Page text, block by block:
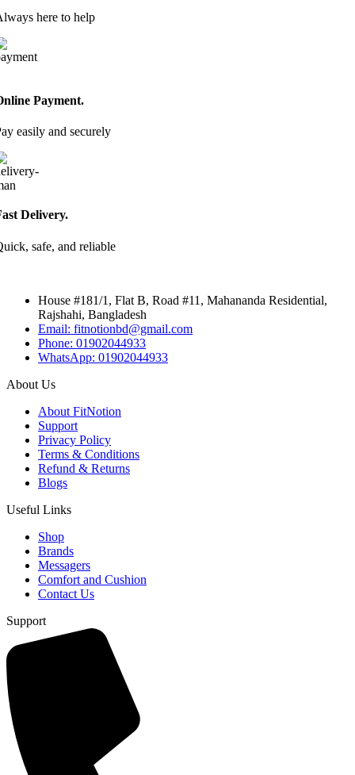
here to help
Payment.
easily and securely
Delivery.
safe, and reliable
House #181/1, Flat B, Road #11, Mahananda Residential,
Rajshahi, Bangladesh
Email: fitnotionbd@gmail.com
Phone: 01902044933
WhatsApp: 01902044933
About Us
About FitNotion
Support
Privacy Policy
Terms & Conditions
Refund & Returns
Blogs
Useful Links
Shop
Brands
Messagers
Comfort and Cushion
Contact Us
Support